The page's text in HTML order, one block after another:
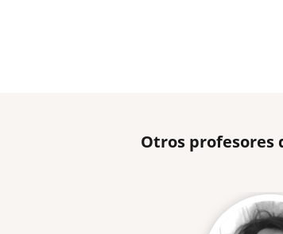
Otros profesores